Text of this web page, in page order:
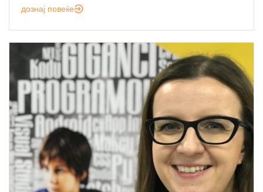
дознај повеќе